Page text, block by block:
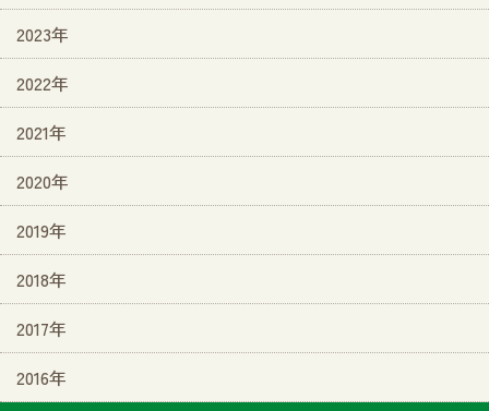
2023年
2022年
2021年
2020年
2019年
2018年
2017年
2016年